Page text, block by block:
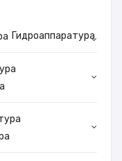
Гидроаппаратура